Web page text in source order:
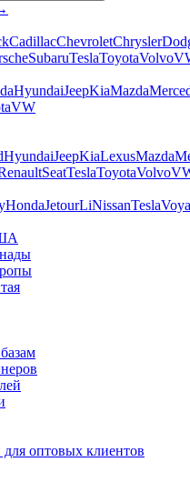
CadillacChevroletChrysler
SubaruTeslaToyotaVolvo
HyundaiJeepKiaMazda
VW
HyundaiJeepKiaLexusMazda
SeatTeslaToyotaVolvo
HondaJetourLiNissanTesla
для оптовых клиентов